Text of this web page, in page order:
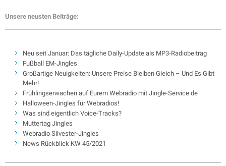
Unsere neusten Beiträge:
Neu seit Januar: Das tägliche Daily-Update als MP3-Radiobeitrag
Fußball EM-Jingles
Großartige Neuigkeiten: Unsere Preise Bleiben Gleich – Und Es Gibt
Mehr!
Frühlingserwachen auf Eurem Webradio mit Jingle-Service.de
Halloween-Jingles für Webradios!
Was sind eigentlich Voice-Tracks?
Muttertag Jingles
Webradio Silvester-Jingles
News Rückblick KW 45/2021